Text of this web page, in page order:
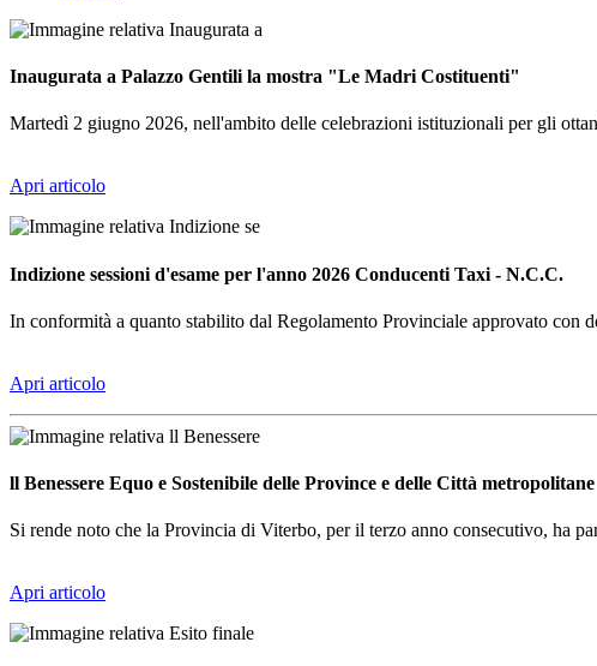
Inaugurata a Palazzo Gentili la mostra "Le Madri Costituenti"
Martedì 2 giugno 2026, nell'ambito delle celebrazioni istituzionali per gli
Apri articolo
Indizione sessioni d'esame per l'anno 2026 Conducenti Taxi - N.C.C.
In conformità a quanto stabilito dal Regolamento Provinciale approvato con
Apri articolo
ll Benessere Equo e Sostenibile delle Province e delle Città
Si rende noto che la Provincia di Viterbo, per il terzo anno consecutivo, ha
Apri articolo